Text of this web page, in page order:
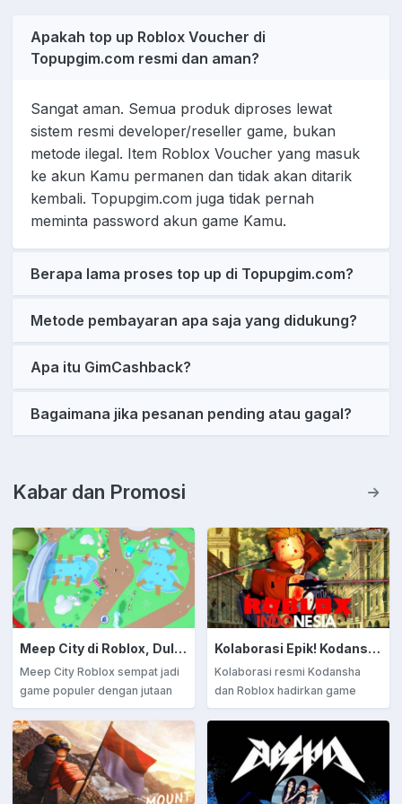
Apakah top up Roblox Voucher di
Topupgim.com resmi dan aman?
Sangat aman. Semua produk diproses lewat
sistem resmi developer/reseller game, bukan
metode ilegal. Item Roblox Voucher yang masuk
ke akun Kamu permanen dan tidak akan ditarik
kembali. Topupgim.com juga tidak pernah
meminta password akun game Kamu.
Berapa lama proses top up di Topupgim.com?
Metode pembayaran apa saja yang didukung?
Apa itu GimCashback?
Bagaimana jika pesanan pending atau gagal?
Kabar dan Promosi
Meep City di Roblox, Dulu Ramai Kini Sepi: Apa yang Terjadi?
Meep City Roblox sempat jadi
game populer dengan jutaan
pemain aktif, tapi kini mulai sepi
karena persaingan ketat dan
minim inovasi. Simak perjalanan
dan peluang kebangkitan Meep
City di artikel lengkap ini!
Kolaborasi Epik! Kodansha Resmi Umumkan Game Attack on Titan di Roblox
Kolaborasi resmi Kodansha
dan Roblox hadirkan game
Attack on Titan, membawa
melawan Titan ke dunia
interaktif Roblox. Siap
merasakan sensasi 3D